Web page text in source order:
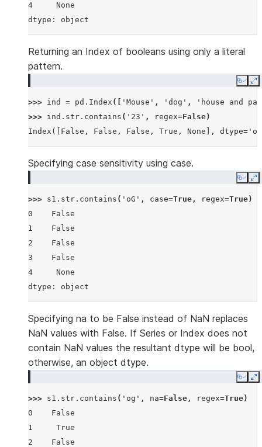
4     None
dtype: object
Returning an Index of booleans using only a literal
pattern.
Copy
>>> ind = pd . Index ([ 'Mouse' , 'dog' ,
'house and
>>> ind . str . contains ( '23' , regex=False)
Index([False, False, False, True, None],
Specifying case sensitivity using case.
Copy
>>> s1 . str . contains ( 'oG' , case=True , regex=True)
0    False
1    False
2    False
3    False
4     None
dtype: object
Specifying na to be False instead of NaN replaces
NaN values with False. If Series or Index does not
contain NaN values the resultant dtype will be bool,
otherwise, an object dtype.
Copy
>>> s1 . str . contains ( 'og' , na=False , regex=True)
0    False
1     True
2    False